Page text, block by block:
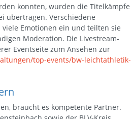
konnten, wurden die Titelkämpfe
übertragen. Verschiedene
Emotionen ein und teilten sie
Moderation. Die Livestream-
Eventseite zum Ansehen zur
top-events/bw-leichtathletik-
braucht es kompetente Partner.